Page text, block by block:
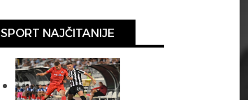
SPORT NAJČITANIJE